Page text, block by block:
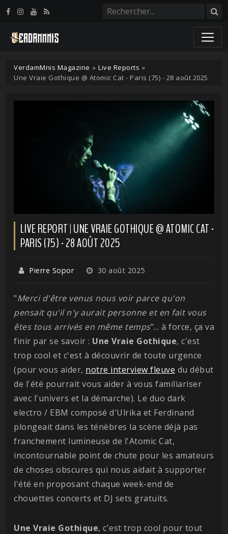
VerdamMnis Magazine » Live Reports »
Une Vraie Gothique @ Atomic Cat - Paris (75) - 28 août 2025
LIVE REPORT | UNE VRAIE GOTHIQUE @ ATOMIC CAT -
PARIS (75) - 28 AOÛT 2025
Pierre Sopor 30 août 2025
"Merci d'être venus nous voir parce qu'on
pensait qu'il n'y aurait personne et en fait vous
êtes tous arrivés en même temps"... à force, ça va
finir par se savoir : Une Vraie Gothique, c'est
trop cool et c'est à découvrir de toute urgence
(pour vous aider, notre interview fleuve du début
de l'été pourrait vous aider à vous familiariser
avec l'univers et la démarche). Le duo dark
electro / EBM composé d'Ulrika et Ferdinand
plongeait dans les ténèbres la scène déjà pas
franchement lumineuse de l'Atomic Cat,
incontournable point de chute pour les amateurs
de choses obscures qui nous aidait à supporter
l'été en proposant chaque week-end de
chouettes concerts et DJ sets gratuits.
Une Vraie Gothique, c'est trop cool pour tout
Panneau de gestion des cookies